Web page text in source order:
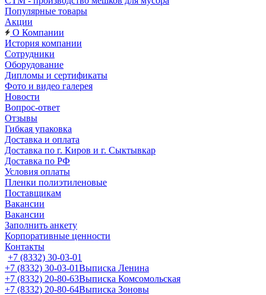
Популярные товары
Акции
О Компании
История компании
Сотрудники
Оборудование
Дипломы и сертификаты
Фото и видео галерея
Новости
Вопрос-ответ
Отзывы
Гибкая упаковка
Доставка и оплата
Доставка по г. Киров и г. Сыктывкар
Доставка по РФ
Условия оплаты
Пленки полиэтиленовые
Поставщикам
Вакансии
Вакансии
Заполнить анкету
Корпоративные ценности
Контакты
+7 (8332) 30-03-01
+7 (8332) 30-03-01Выписка Ленина
+7 (8332) 20-80-63Выписка Комсомольская
+7 (8332) 20-80-64Выписка Зоновы